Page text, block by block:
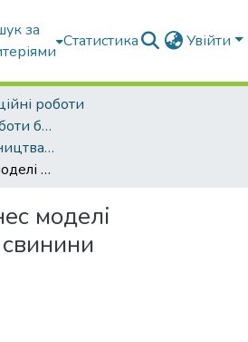
за
Статистика Увійти
роботи
Кваліфікаційні роботи бакалаврів
Технологія виробництва і переробки продукції тваринництва
Розробка бізнес моделі виробництва свинини
моделі